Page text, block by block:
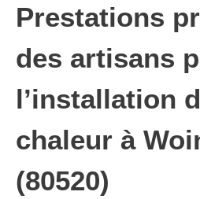
Prestations
des artisans
l’installation
chaleur à
(80520)